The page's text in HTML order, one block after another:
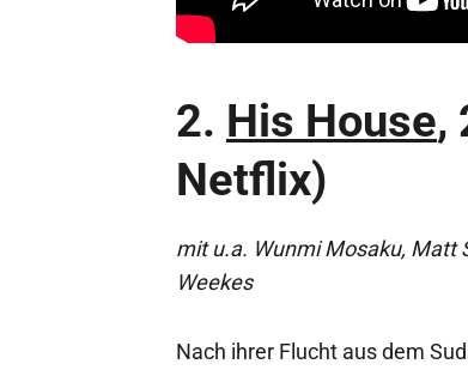
2. His House,
Netflix)
mit u.a. Wunmi Mosaku, Matt
Weekes
Nach ihrer Flucht aus dem